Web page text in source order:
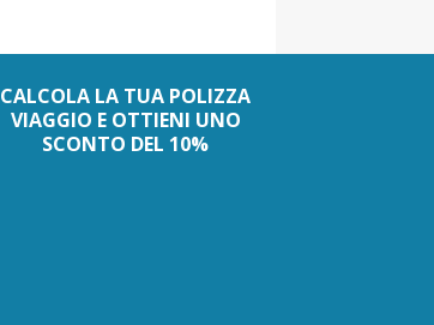
CALCOLA LA TUA POLIZZA
VIAGGIO E OTTIENI UNO
SCONTO DEL 10%